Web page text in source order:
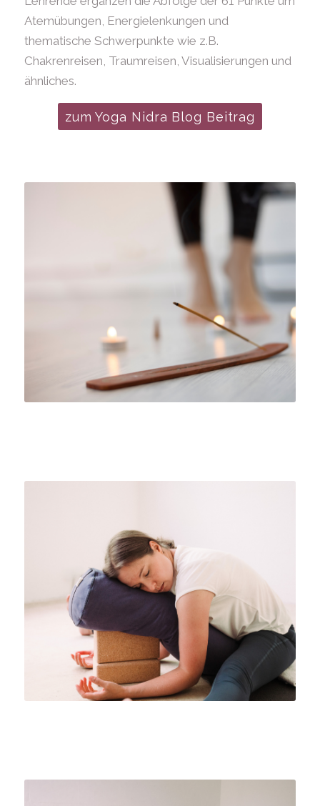
Atemübungen, Energielenkungen und
thematische Schwerpunkte wie z.B.
Chakrenreisen, Traumreisen, Visualisierungen und
ähnliches.
zum Yoga Nidra Blog Beitrag